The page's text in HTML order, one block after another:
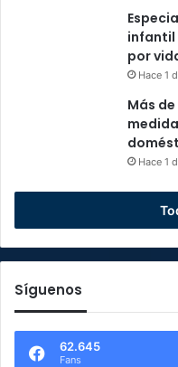
infantil
por
Hace 1
Más
Hace 1
Síguenos
62.645
Fans